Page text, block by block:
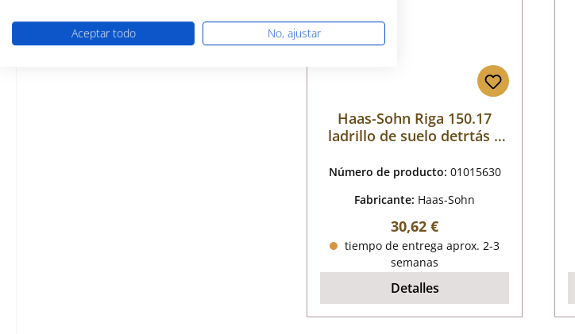
Haas-Sohn Riga 150.17
ladrillo de suelo detrtás a
Número de producto: 01015630
Fabricante: Haas-Sohn
Precio normal:
30,62 €
tiempo de entrega aprox. 2-3
semanas
Detalles
Aceptar todo No, ajustar